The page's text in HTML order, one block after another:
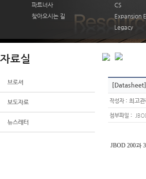
파트너사
찾아오시는 길
CS
Expansion
Legacy
자료실
브로셔
보도자료
뉴스레터
작성자: 최고
첨부파일 :
JBOD 200과